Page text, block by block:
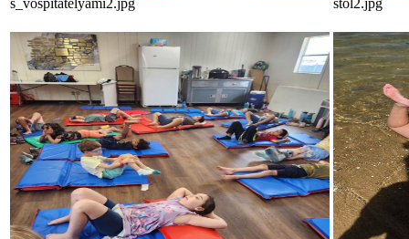
s_vospitatelyami2.jpg stol2.jpg